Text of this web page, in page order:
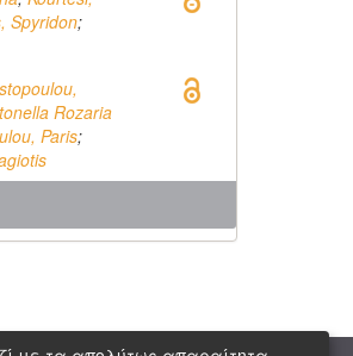
Spyridon;
Rozaria
Paris;